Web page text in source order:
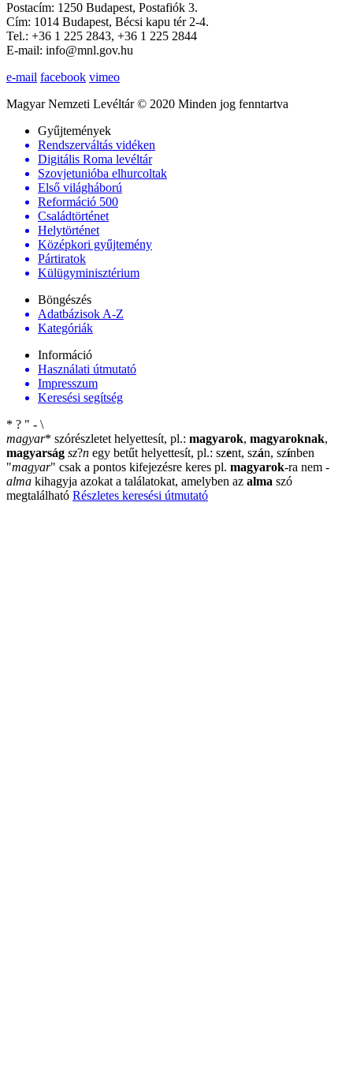
Postacím: 1250 Budapest, Postafiók 3.
Cím: 1014 Budapest, Bécsi kapu tér 2-4.
Tel.: +36 1 225 2843, +36 1 225 2844
E-mail: info@mnl.gov.hu
e-mail facebook vimeo
Magyar Nemzeti Levéltár © 2020 Minden jog fenntartva
Gyűjtemények
Rendszerváltás vidéken
Digitális Roma levéltár
Szovjetunióba elhurcoltak
Első világháború
Reformáció 500
Családtörténet
Helytörténet
Középkori gyűjtemény
Pártiratok
Külügyminisztérium
Böngészés
Adatbázisok A-Z
Kategóriák
Információ
Használati útmutató
Impresszum
Keresési segítség
* ? " - \
magyar* szórészletet helyettesít, pl.: magyarok, magyaroknak,
magyarság sz?n egy betűt helyettesít, pl.: szent, szán, színben
"magyar" csak a pontos kifejezésre keres pl. magyarok-ra nem -
alma kihagyja azokat a találatokat, amelyben az alma szó
megtalálható Részletes keresési útmutató